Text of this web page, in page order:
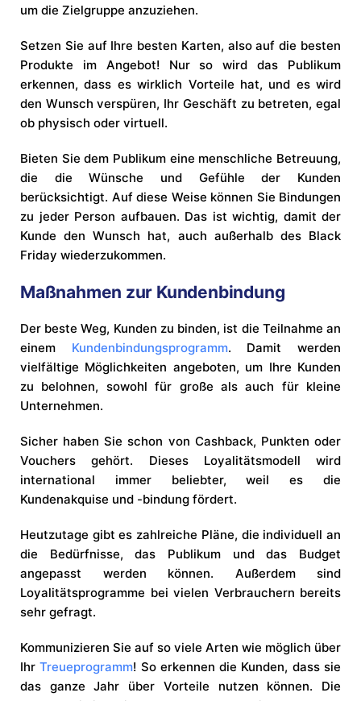
um die Zielgruppe anzuziehen.
Setzen Sie auf Ihre besten Karten, also auf die besten
Produkte im Angebot! Nur so wird das Publikum
erkennen, dass es wirklich Vorteile hat, und es wird
den Wunsch verspüren, Ihr Geschäft zu betreten, egal
ob physisch oder virtuell.
Bieten Sie dem Publikum eine menschliche Betreuung,
die die Wünsche und Gefühle der Kunden
berücksichtigt. Auf diese Weise können Sie Bindungen
zu jeder Person aufbauen. Das ist wichtig, damit der
Kunde den Wunsch hat, auch außerhalb des Black
Friday wiederzukommen.
Maßnahmen zur Kundenbindung
Der beste Weg, Kunden zu binden, ist die Teilnahme an
einem Kundenbindungsprogramm. Damit werden
vielfältige Möglichkeiten angeboten, um Ihre Kunden
zu belohnen, sowohl für große als auch für kleine
Unternehmen.
Sicher haben Sie schon von Cashback, Punkten oder
Vouchers gehört. Dieses Loyalitätsmodell wird
international immer beliebter, weil es die
Kundenakquise und -bindung fördert.
Heutzutage gibt es zahlreiche Pläne, die individuell an
die Bedürfnisse, das Publikum und das Budget
angepasst werden können. Außerdem sind
Loyalitätsprogramme bei vielen Verbrauchern bereits
sehr gefragt.
Kommunizieren Sie auf so viele Arten wie möglich über
IhrTreueprogramm! So erkennen die Kunden, dass sie
das ganze Jahr über Vorteile nutzen können. Die